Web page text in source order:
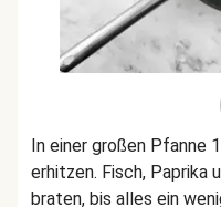
In einer großen Pfanne
erhitzen. Fisch, Paprika
braten, bis alles ein